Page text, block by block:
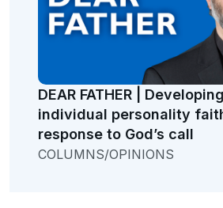
DEAR FATHER |
individual personality
response to God’s call
COLUMNS/OPINIONS